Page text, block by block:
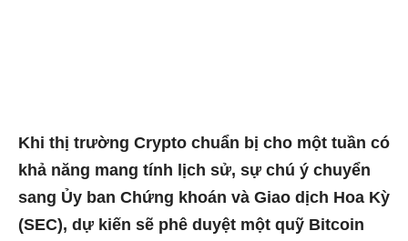
Khi thị trường Crypto chuẩn bị cho một tuần có
khả năng mang tính lịch sử, sự chú ý chuyển
sang Ủy ban Chứng khoán và Giao dịch Hoa Kỳ
(SEC), dự kiến ​​sẽ phê duyệt một quỹ Bitcoin